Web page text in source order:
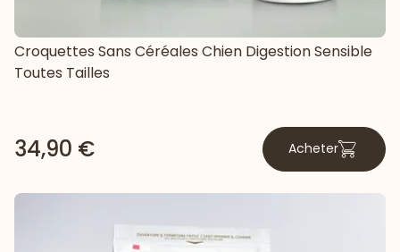
Croquettes Sans Céréales Chien Digestion Sensible
Toutes Tailles
34,90 € Acheter